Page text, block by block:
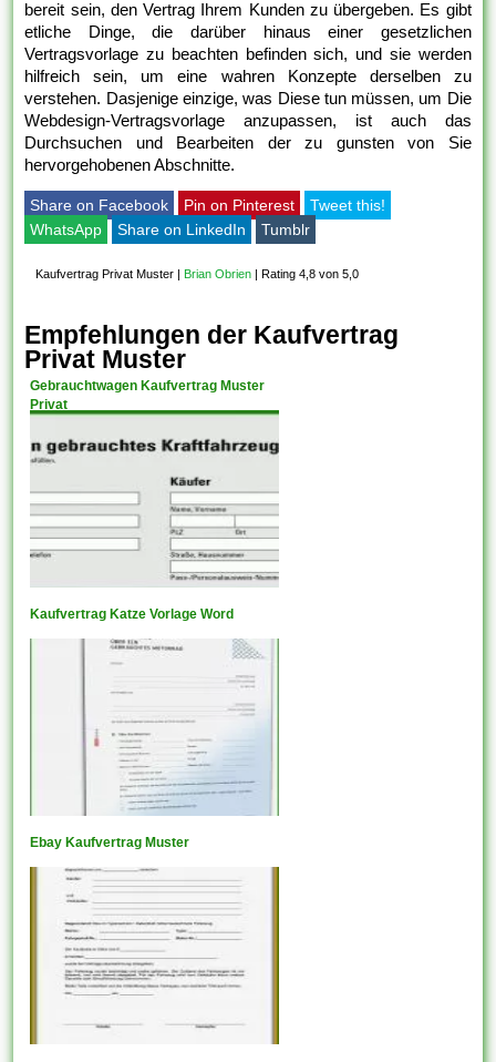
bereit sein, den Vertrag Ihrem Kunden zu übergeben. Es gibt
etliche Dinge, die darüber hinaus einer gesetzlichen
Vertragsvorlage zu beachten befinden sich, und sie werden
hilfreich sein, um eine wahren Konzepte derselben zu
verstehen. Dasjenige einzige, was Diese tun müssen, um Die
Webdesign-Vertragsvorlage anzupassen, ist auch das
Durchsuchen und Bearbeiten der zu gunsten von Sie
hervorgehobenen Abschnitte.
Share on Facebook Pin on Pinterest
Tweet this!
WhatsApp
Share on LinkedIn Tumblr
Kaufvertrag Privat Muster | Brian Obrien |Rating 4,8 von 5,0
Empfehlungen der Kaufvertrag
Privat Muster
Gebrauchtwagen Kaufvertrag Muster
Privat
Kaufvertrag Katze Vorlage Word
Ebay Kaufvertrag Muster